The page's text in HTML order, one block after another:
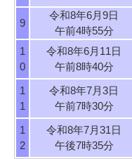
9
令和8年6月9日
午前4時55分
1
0
令和8年6月11日
午前8時40分
1
1
令和8年7月3日
午前7時30分
1
2
令和8年7月31日
午後7時35分